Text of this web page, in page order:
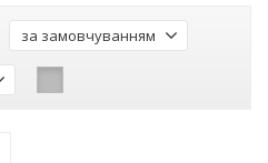
за замовчуванням